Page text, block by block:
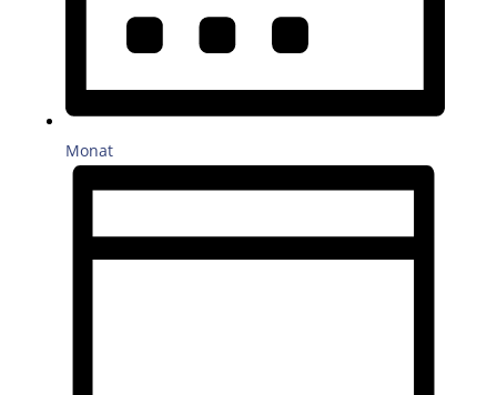
Monat